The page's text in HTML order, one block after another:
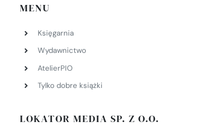
MENU
Księgarnia
Wydawnictwo
AtelierPIO
Tylko dobre książki
LOKATOR MEDIA SP. Z O.O.